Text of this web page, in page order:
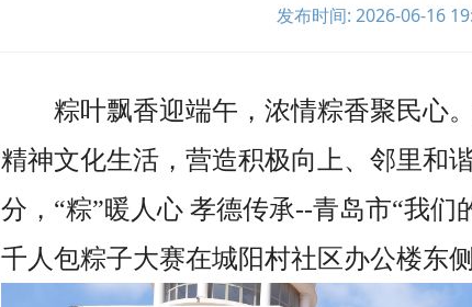
发布时间: 2026-06-16
粽叶飘香迎端午，浓情粽香聚民心
精神文化生活，营造积极向上、邻里和
分，“粽”暖人心 孝德传承--青岛市“我们
千人包粽子大赛在城阳村社区办公楼东